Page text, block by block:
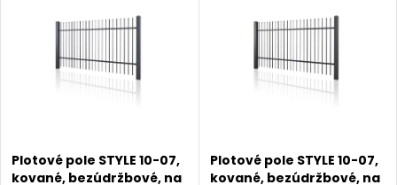
p
s
Plotové pole STYLE 10-07,
kované, bezúdržbové, na
Plotové pole STYLE 10-07,
kované, bezúdržbové, na